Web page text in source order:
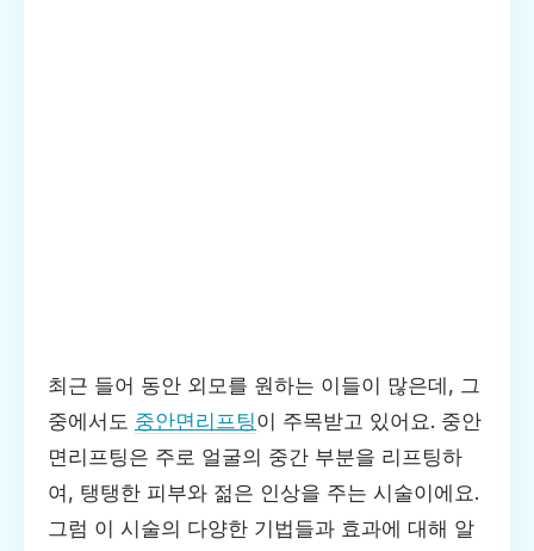
최근 들어 동안 외모를 원하는 이들이 많은데, 그
중에서도 중안면리프팅이 주목받고 있어요. 중안
면리프팅은 주로 얼굴의 중간 부분을 리프팅하
여, 탱탱한 피부와 젊은 인상을 주는 시술이에요.
그럼 이 시술의 다양한 기법들과 효과에 대해 알